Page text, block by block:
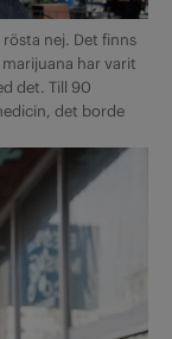
nej. Det finns
har varit
det. Till 90
det borde